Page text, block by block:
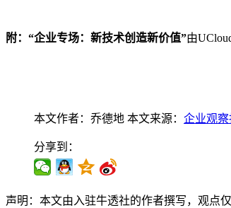
附：“企业专场：新技术创造新价值”由
本文作者：乔德地 本文来源： 企业观察
分享到：
声明：本文由入驻牛透社的作者撰写，观点